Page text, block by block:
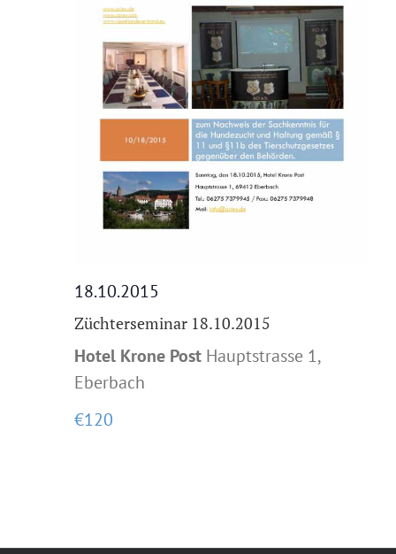
18.10.2015
Züchterseminar 18.10.2015
Hotel Krone Post Hauptstrasse 1,
Eberbach
€120